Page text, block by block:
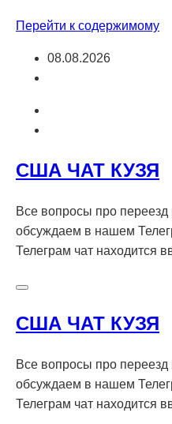
Перейти к содержимому
08.08.2026
США ЧАТ КУЗЯ
Все вопросы про
обсуждаем в нашем
Телеграм чат находится
США ЧАТ КУЗЯ
Все вопросы про
обсуждаем в нашем
Телеграм чат находится